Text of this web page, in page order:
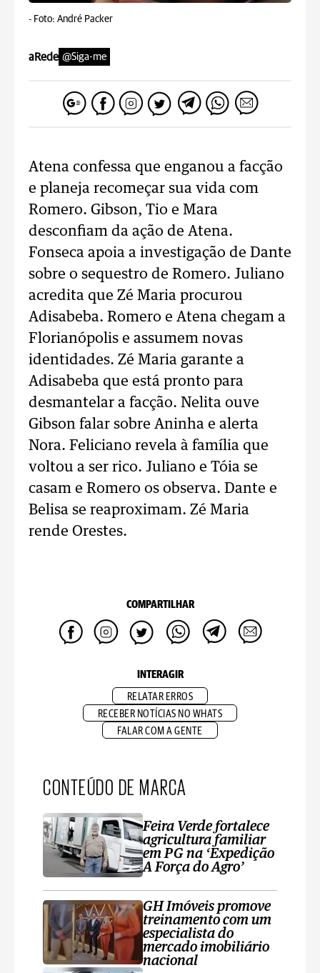
- Foto: André Packer
aRede @Siga-me
Atena confessa que enganou a facção
e planeja recomeçar sua vida com
Romero. Gibson, Tio e Mara
desconfiam da ação de Atena.
Fonseca apoia a investigação de Dante
sobre o sequestro de Romero. Juliano
acredita que Zé Maria procurou
Adisabeba. Romero e Atena chegam a
Florianópolis e assumem novas
identidades. Zé Maria garante a
Adisabeba que está pronto para
desmantelar a facção. Nelita ouve
Gibson falar sobre Aninha e alerta
Nora. Feliciano revela à família que
voltou a ser rico. Juliano e Tóia se
casam e Romero os observa. Dante e
Belisa se reaproximam. Zé Maria
rende Orestes.
COMPARTILHAR
INTERAGIR
RELATAR ERROS
RECEBER NOTÍCIAS NO WHATS
FALAR COM A GENTE
CONTEÚDO DE MARCA
Feira Verde fortalece
agricultura familiar
em PG na ‘Expedição
A Força do Agro’
GH Imóveis promove
treinamento com um
especialista do
mercado imobiliário
nacional